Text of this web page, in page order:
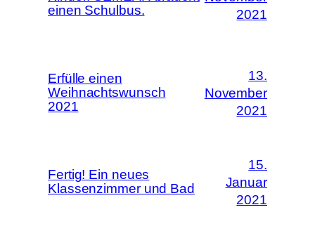
einen Schulbus.
2021
Erfülle einen
Weihnachtswunsch
2021
13.
November
2021
Fertig! Ein neues
Klassenzimmer und Bad
15.
Januar
2021